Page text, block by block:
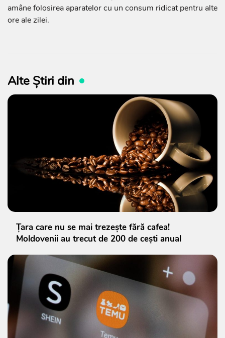
amâne folosirea aparatelor cu un consum ridicat pentru alte
ore ale zilei.
Alte Știri din
Țara care nu se mai trezește fără cafea!
Moldovenii au trecut de 200 de cești anual